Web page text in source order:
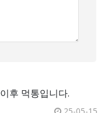
후 먹통입니다.